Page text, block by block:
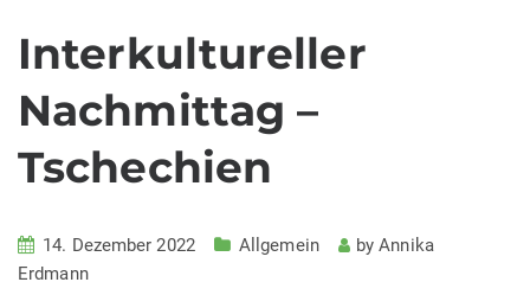
Interkultureller
Nachmittag –
Tschechien
14. Dezember 2022 Allgemein byAnnika
Erdmann